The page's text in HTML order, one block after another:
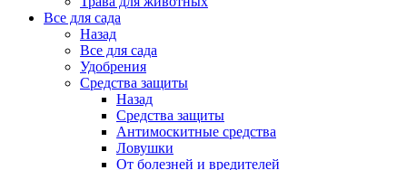
Все для сада
Назад
Все для сада
Удобрения
Средства защиты
Назад
Средства защиты
Антимоскитные средства
Ловушки
От болезней и вредителей